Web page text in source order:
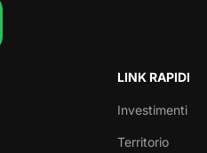
LINK RAPIDI
Investimenti
Territorio